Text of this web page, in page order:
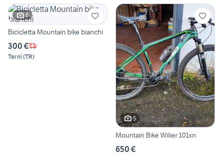
6
Bicicletta Mountain bike bianchi
300 €
Terni(TR)
5
Mountain Bike Wilier 101xn
650 €